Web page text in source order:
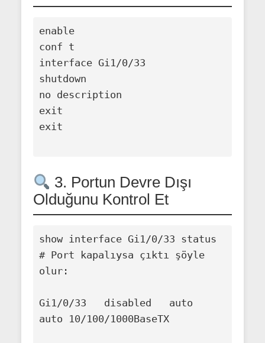
enable
conf t
interface Gi1/0/33
shutdown
no description
exit
exit
3. Portun Devre Dışı
Olduğunu Kontrol Et
show interface Gi1/0/33 status
# Port kapalıysa çıktı şöyle
olur:
Gi1/0/33   disabled   auto
auto 10/100/1000BaseTX